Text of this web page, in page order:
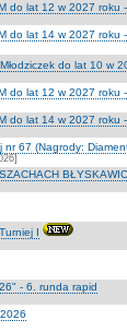
do lat 12 w 2027 roku
do lat 14 w 2027 roku
do lat 10 w
do lat 12 w 2027 roku
do lat 14 w 2027 roku
67 (Nagrody:
I
- 6. runda rapid